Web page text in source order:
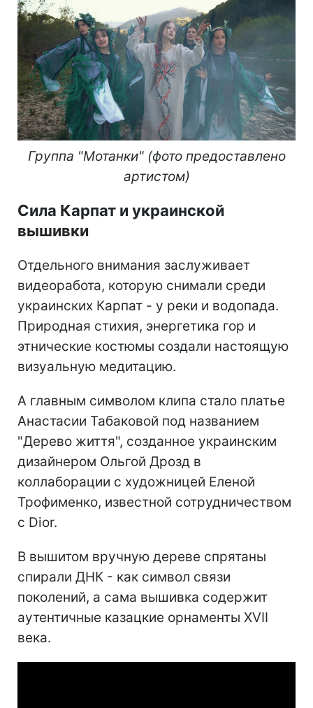
Группа "Мотанки" (фото предоставлено
артистом)
Сила Карпат и украинской
вышивки
Отдельного внимания заслуживает
видеоработа, которую снимали среди
украинских Карпат - у реки и водопада.
Природная стихия, энергетика гор и
этнические костюмы создали настоящую
визуальную медитацию.
А главным символом клипа стало платье
Анастасии Табаковой под названием
"Дерево життя", созданное украинским
дизайнером Ольгой Дрозд в
коллаборации с художницей Еленой
Трофименко, известной сотрудничеством
с Dior.
В вышитом вручную дереве спрятаны
спирали ДНК - как символ связи
поколений, а сама вышивка содержит
аутентичные казацкие орнаменты XVII
века.